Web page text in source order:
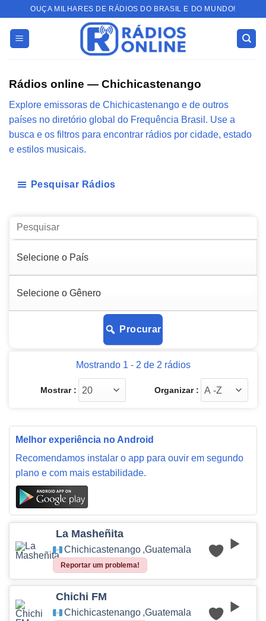
content
OUÇA MILHARES DE RÁDIOS DO BRASIL E DO MUNDO!
Rádios online — Chichicastenango
Explore emissoras de Chichicastenango e de outros
países no diretório global do Frequência Brasil. Use a
busca e os filtros para encontrar rádios por cidade, estado
e estilos musicais.
Pesquisar Rádios
Procurar
Mostrando 1 - 2 de 2 rádios
Mostrar : Organizar :
Melhor experiência no Android
Recomendamos instalar o app para ouvir em segundo
plano e com mais estabilidade.
La Masheñita
Chichicastenango ,Guatemala
Reportar um problema!
Chichi FM
Chichicastenango ,Guatemala